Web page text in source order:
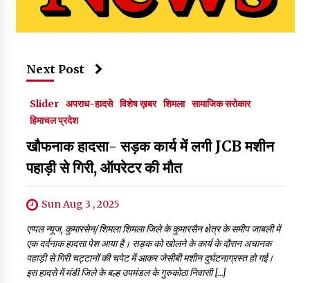
Next Post
Slider अपराध-हादसे विशेष ख़बर शिमला सामाजिक सरोकार
हिमाचल प्रदेश
खौफनाक हादसा- सड़क कार्य में लगी JCB मशीन
पहाड़ी से गिरी, ऑपरेटर की मौत
Sun Aug 3 , 2025
एप्पल न्यूज, कुमारसेन/शिमला शिमला जिले के कुमारसैन क्षेत्र के समीप जाबली में
एक दर्दनाक हादसा पेश आया है। सड़क को खोलने के कार्य के दौरान अचानक
पहाड़ी से गिरी चट्टानों की चपेट में आकर जेसीबी मशीन दुर्घटनाग्रस्त हो गई।
इस हादसे में मंडी जिले के बल्ह उपमंडल के गुरुकोठा निवासी […]